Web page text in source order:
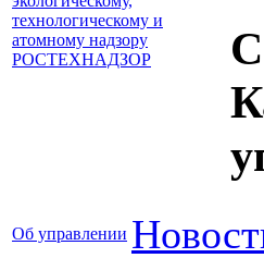
Об управлении